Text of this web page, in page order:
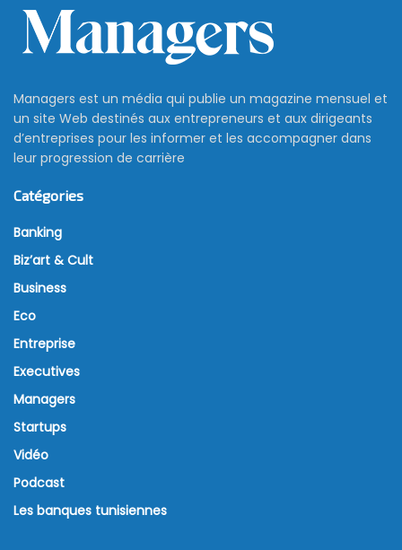
Managers est un média qui publie un magazine mensuel et
un site Web destinés aux entrepreneurs et aux dirigeants
d’entreprises pour les informer et les accompagner dans
leur progression de carrière
Catégories
Banking
Biz’art & Cult
Business
Eco
Entreprise
Executives
Managers
Startups
Vidéo
Podcast
Les banques tunisiennes